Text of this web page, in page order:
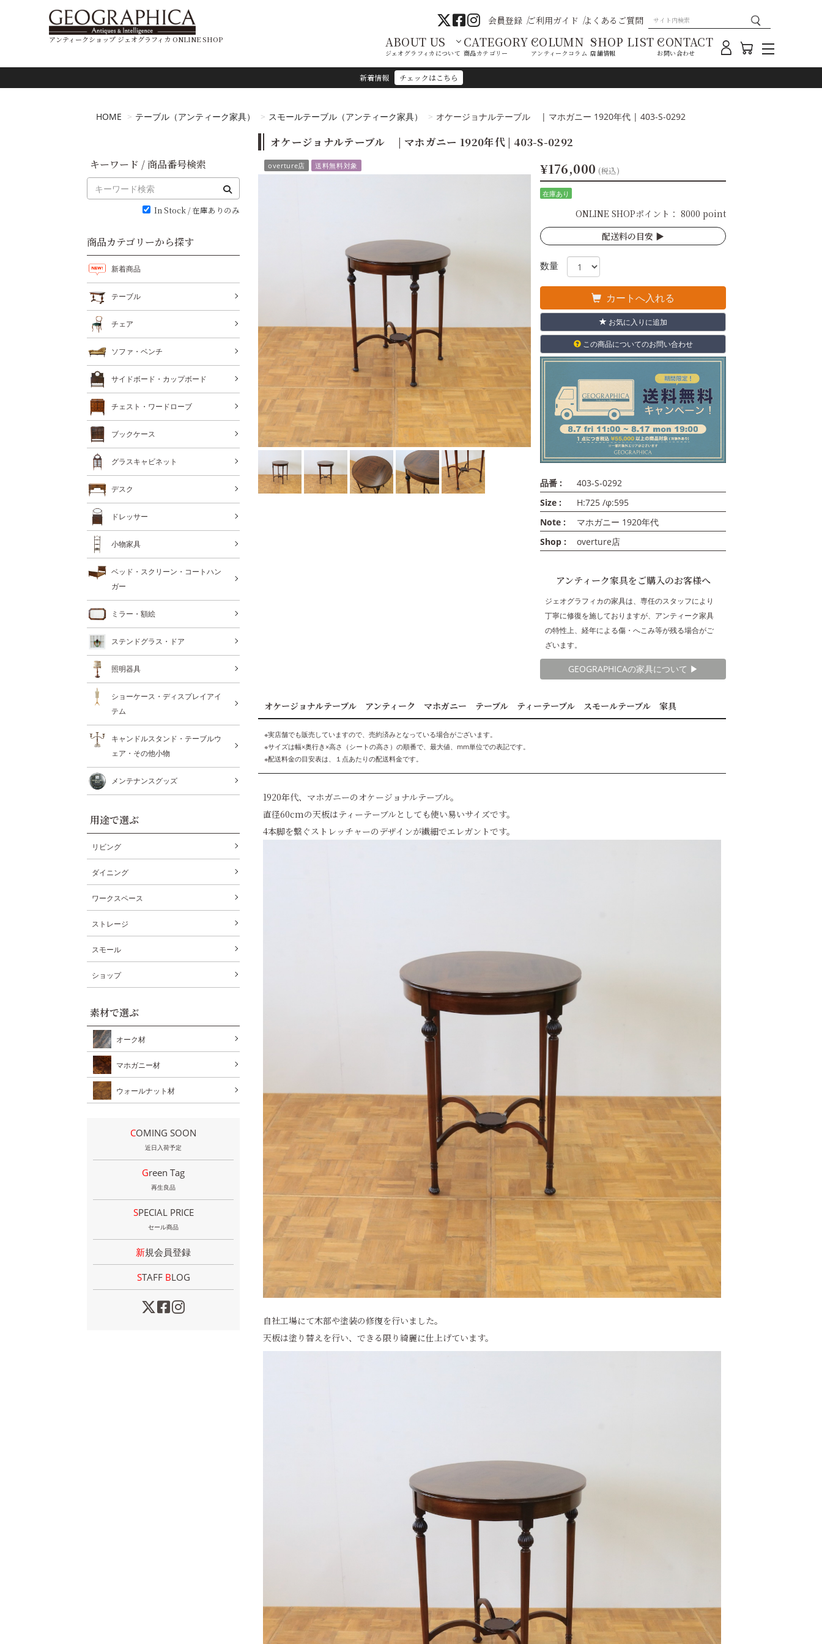
新着情報 チェックはこちら
アンティークショップ ジェオグラフィカ ONLINE SHOP
会員登録 ご利用ガイド よくあるご質問
ABOUT US
ジェオグラフィカについて
CATEGORY
商品カテゴリー
COLUMN
アンティークコラム
SHOP LIST
店舗情報
CONTACT
お問い合わせ
HOME テーブル（アンティーク家具） スモールテーブル（アンティーク家具） オケージョナルテーブル | マホガニー 1920年代 | 403-S-0292
オケージョナルテーブル | マホガニー 1920年代 | 403-S-0292
overture店 送料無料対象 ¥176,000 (税込)
在庫あり
ONLINE SHOPポイント： 8000 point
配送料の目安 ▶︎
数量
カートへ入れる
お気に入りに追加
この商品についてのお問い合わせ
品番 :
403-S-0292
Size :
H:725 /φ:595
Note :
マホガニー 1920年代
Shop :
overture店
アンティーク家具をご購入のお客様へ
ジェオグラフィカの家具は、専任のスタッフにより
丁寧に修復を施しておりますが、アンティーク家具
の特性上、経年による傷・へこみ等が残る場合がご
ざいます。
GEOGRAPHICAの家具について ▶︎
オケージョナルテーブル アンティーク マホガニー テーブル ティーテーブル スモールテーブル 家具
※実店舗でも販売していますので、売約済みとなっている場合がございます。
※サイズは幅×奥行き×高さ（シートの高さ）の順番で、最大値、mm単位での表記です。
※配送料金の目安表は、１点あたりの配送料金です。
1920年代、マホガニーのオケージョナルテーブル。
直径60cmの天板はティーテーブルとしても使い易いサイズです。
4本脚を繋ぐストレッチャーのデザインが繊細でエレガントです。
自社工場にて木部や塗装の修復を行いました。
天板は塗り替えを行い、できる限り綺麗に仕上げています。
キーワード / 商品番号検索
In Stock / 在庫ありのみ
商品カテゴリーから探す
新着商品
テーブル
チェア
ソファ・ベンチ
サイドボード・カップボード
チェスト・ワードローブ
ブックケース
グラスキャビネット
デスク
ドレッサー
小物家具
ベッド・スクリーン・コートハン
ガー
ミラー・額絵
ステンドグラス・ドア
照明器具
ショーケース・ディスプレイアイ
テム
キャンドルスタンド・テーブルウ
ェア・その他小物
メンテナンスグッズ
用途で選ぶ
リビング
ダイニング
ワークスペース
ストレージ
スモール
ショップ
素材で選ぶ
オーク材
マホガニー材
ウォールナット材
COMING SOON
近日入荷予定
Green Tag
再生良品
SPECIAL PRICE
セール商品
新規会員登録
STAFF BLOG